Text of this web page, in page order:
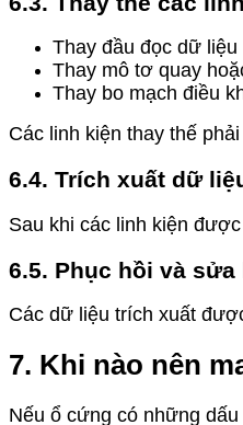
Thay đầu đọc dữ liệu
Thay mô tơ quay
Thay bo mạch điều
Các linh kiện thay thế
6.4. Trích xuất dữ
Sau khi các linh kiện
6.5. Phục hồi và
Các dữ liệu trích xuất
7. Khi nào nên
Nếu ổ cứng có những